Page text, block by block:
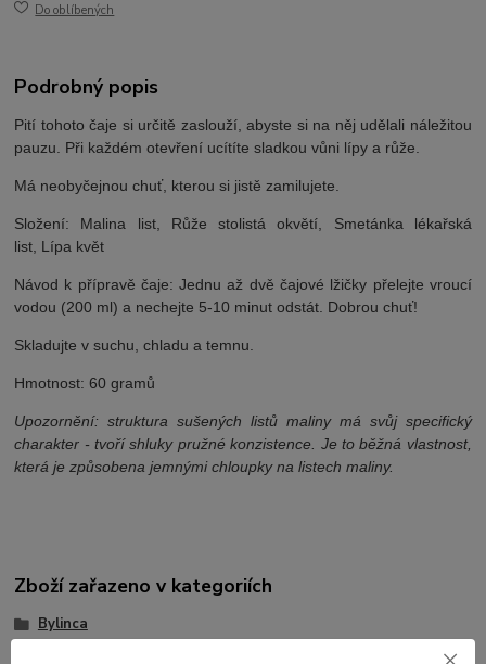
Do oblíbených
Podrobný popis
Pití tohoto čaje si určitě zaslouží, abyste si na něj udělali náležitou
pauzu. Při každém otevření ucítíte sladkou vůni lípy a růže.
Má neobyčejnou chuť, kterou si jistě zamilujete.
Složení: Malina list, Růže stolistá okvětí, Smetánka lékařská
list, Lípa květ
Návod k přípravě čaje: Jednu až dvě čajové lžičky přelejte vroucí
vodou (200 ml) a nechejte 5-10 minut odstát. Dobrou chuť!
Skladujte v suchu, chladu a temnu.
Hmotnost: 60 gramů
Upozornění: struktura sušených listů maliny má svůj specifický
charakter - tvoří shluky pružné konzistence. Je to běžná vlastnost,
která je způsobena jemnými chloupky na listech maliny.
Zboží zařazeno v kategoriích
Bylinca